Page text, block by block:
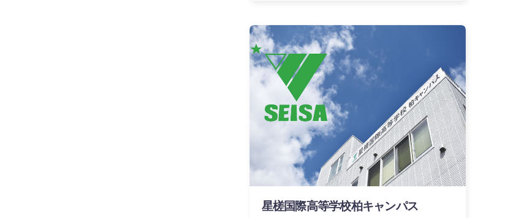
星槎国際高等学校柏キャンパス